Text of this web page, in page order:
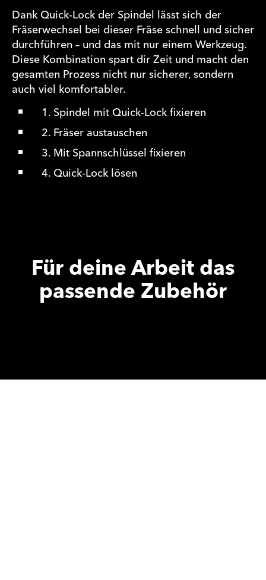
Dank Quick-Lock der Spindel lässt sich der
Fräserwechsel bei dieser Fräse schnell und sicher
durchführen – und das mit nur einem Werkzeug.
Diese Kombination spart dir Zeit und macht den
gesamten Prozess nicht nur sicherer, sondern
auch viel komfortabler.
1. Spindel mit Quick-Lock fixieren
2. Fräser austauschen
3. Mit Spannschlüssel fixieren
4. Quick-Lock lösen
Für deine Arbeit das
passende Zubehör